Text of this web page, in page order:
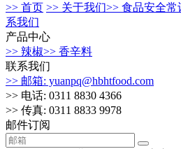
>> 首页 >> 关于我们>> 食品安全常
系我们
产品中心
>> 辣椒>> 香辛料
联系我们
>> 邮箱: yuanpq@hbhtfood.com
>> 电话: 0311 8830 4366
>> 传真: 0311 8833 9978
邮件订阅